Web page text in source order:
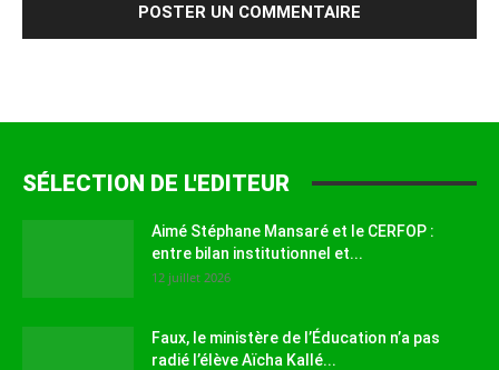
SÉLECTION DE L'EDITEUR
Aimé Stéphane Mansaré et le CERFOP :
entre bilan institutionnel et...
12 juillet 2026
Faux, le ministère de l’Éducation n’a pas
radié l’élève Aïcha Kallé...